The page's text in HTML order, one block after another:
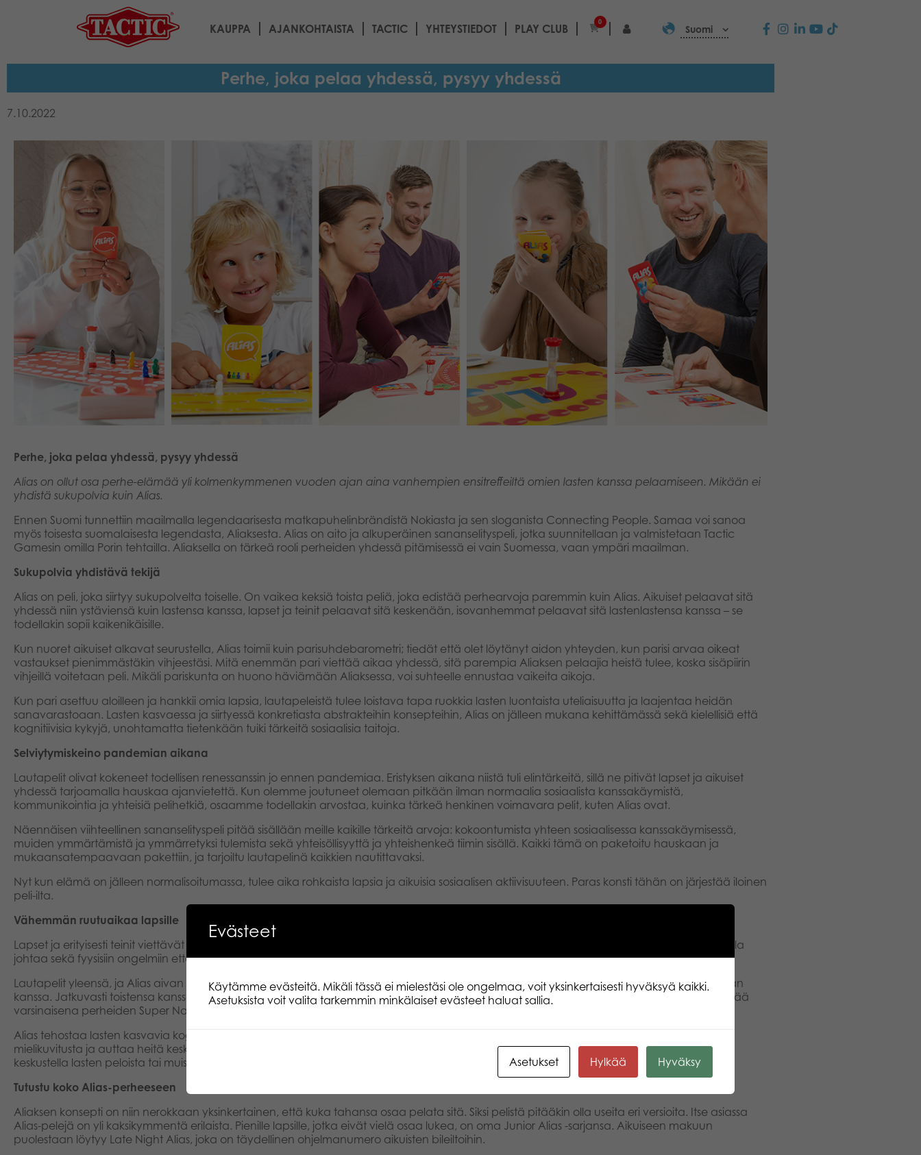
KAUPPA AJANKOHTAISTA TACTIC YHTEYSTIEDOT PLAY CLUB
0
Suomi
Perhe, joka pelaa yhdessä, pysyy yhdessä
7.10.2022
Perhe, joka pelaa yhdessä, pysyy yhdessä
Alias on ollut osa perhe-elämää yli kolmenkymmenen vuoden ajan aina vanhempien ensitreffeiltä omien lasten kanssa pelaamiseen. Mikään ei
yhdistä sukupolvia kuin Alias.
Ennen Suomi tunnettiin maailmalla legendaarisesta matkapuhelinbrändistä Nokiasta ja sen sloganista Connecting People. Samaa voi sanoa
myös toisesta suomalaisesta legendasta, Aliaksesta. Alias on aito ja alkuperäinen sananselityspeli, jotka suunnitellaan ja valmistetaan Tactic
Gamesin omilla Porin tehtailla. Aliaksella on tärkeä rooli perheiden yhdessä pitämisessä ei vain Suomessa, vaan ympäri maailman.
Sukupolvia yhdistävä tekijä
Alias on peli, joka siirtyy sukupolvelta toiselle. On vaikea keksiä toista peliä, joka edistää perhearvoja paremmin kuin Alias. Aikuiset pelaavat sitä
yhdessä niin ystäviensä kuin lastensa kanssa, lapset ja teinit pelaavat sitä keskenään, isovanhemmat pelaavat sitä lastenlastensa kanssa – se
todellakin sopii kaikenikäisille.
Kun nuoret aikuiset alkavat seurustella, Alias toimii kuin parisuhdebarometri; tiedät että olet löytänyt aidon yhteyden, kun parisi arvaa oikeat
vastaukset pienimmästäkin vihjeestäsi. Mitä enemmän pari viettää aikaa yhdessä, sitä parempia Aliaksen pelaajia heistä tulee, koska sisäpiirin
vihjeillä voitetaan peli. Mikäli pariskunta on huono häviämään Aliaksessa, voi suhteelle ennustaa vaikeita aikoja.
Kun pari asettuu aloilleen ja hankkii omia lapsia, lautapeleistä tulee loistava tapa ruokkia lasten luontaista uteliaisuutta ja laajentaa heidän
sanavarastoaan. Lasten kasvaessa ja siirtyessä konkretiasta abstrakteihin konsepteihin, Alias on jälleen mukana kehittämässä sekä kielellisiä että
kognitiivisia kykyjä, unohtamatta tietenkään tuiki tärkeitä sosiaalisia taitoja.
Selviytymiskeino pandemian aikana
Lautapelit olivat kokeneet todellisen renessanssin jo ennen pandemiaa. Eristyksen aikana niistä tuli elintärkeitä, sillä ne pitivät lapset ja aikuiset
yhdessä tarjoamalla hauskaa ajanvietettä. Kun olemme joutuneet olemaan pitkään ilman normaalia sosiaalista kanssakäymistä,
kommunikointia ja yhteisiä pelihetkiä, osaamme todellakin arvostaa, kuinka tärkeä henkinen voimavara pelit, kuten Alias ovat.
Näennäisen viihteellinen sananselityspeli pitää sisällään meille kaikille tärkeitä arvoja: kokoontumista yhteen sosiaalisessa kanssakäymisessä,
muiden ymmärtämistä ja ymmärretyksi tulemista sekä yhteisöllisyyttä ja yhteishenkeä tiimin sisällä. Kaikki tämä on paketoitu hauskaan ja
mukaansatempaavaan pakettiin, ja tarjoiltu lautapelinä kaikkien nautittavaksi.
Nyt kun elämä on jälleen normalisoitumassa, tulee aika rohkaista lapsia ja aikuisia sosiaalisen aktiivisuuteen. Paras konsti tähän on järjestää iloinen
peli-ilta.
Vähemmän ruutuaikaa lapsille
Lapset ja erityisesti teinit viettävät aivan liian paljon aikaa liimattuina näyttöihinsä. Tunti toisensa jälkeen vietettynä mobiililaitteilla ja konsoleilla
johtaa sekä fyysisiin ongelmiin että rajoittaa lasten sosiaalisia kontakteja.
Lautapelit yleensä, ja Alias aivan erityisesti, ovat loistava tapa aktivoida lapsia ja saada heidät olemaan vuorovaikutuksessa reaalimaailman
kanssa. Jatkuvasti toistensa kanssa riitelevät sisaruksetkin voivat yhtäkkiä löytää yhteisen sävelen voitokkaana Alias-tiiminä. Aliasta voikin pitää
varsinaisena perheiden Super Nannynä.
Alias tehostaa lasten kasvavia kognitiivisia ja sosiaalisia taitoja sekä parantaa heidän itseilmaisuaan ja ymmärrystään. Se ruokkii lasten
mielikuvitusta ja auttaa heitä keskittymään omien ajatustensa sanallistamiseen. Peli-ilta vanhempien kanssa on myös turvallinen paikka
keskustella lasten peloista tai muista heidän elämänsä negatiivisista asioista.
Tutustu koko Alias-perheeseen
Aliaksen konsepti on niin nerokkaan yksinkertainen, että kuka tahansa osaa pelata sitä. Siksi pelistä pitääkin olla useita eri versioita. Itse asiassa
Alias-pelejä on yli kaksikymmentä erilaista. Pienille lapsille, jotka eivät vielä osaa lukea, on oma Junior Alias -sarjansa. Aikuiseen makuun
puolestaan löytyy Late Night Alias, joka on täydellinen ohjelmanumero aikuisten bileiltoihin.
Evästeet
Käytämme evästeitä. Mikäli tässä ei mielestäsi ole ongelmaa, voit yksinkertaisesti hyväksyä kaikki.
Asetuksista voit valita tarkemmin minkälaiset evästeet haluat sallia.
Asetukset Hylkää Hyväksy